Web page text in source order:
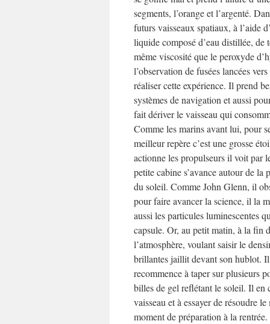
segments, l’orange et l’argenté.
futurs vaisseaux spatiaux, à l’aide
liquide composé d’eau distillée, de
même viscosité que le peroxyde
l’observation de fusées lancées
réaliser cette expérience. Il prend
systèmes de navigation et aussi
fait dériver le vaisseau qui
Comme les marins avant lui, pour
meilleur repère c’est une grosse
actionne les propulseurs il voit par
petite cabine s’avance autour de la
du soleil. Comme John Glenn, il
pour faire avancer la science, il la
aussi les particules luminescentes
capsule. Or, au petit matin, à la fin
l’atmosphère, voulant saisir le
brillantes jaillit devant son hublot.
recommence à taper sur plusieurs
billes de gel reflétant le soleil. Il en
vaisseau et à essayer de résoudre
moment de préparation à la